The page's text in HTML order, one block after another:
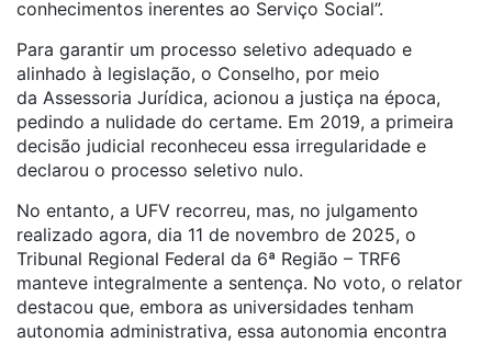
conhecimentos inerentes ao Serviço Social”.
Para garantir um processo seletivo adequado e
alinhado à legislação, o Conselho, por meio
da Assessoria Jurídica, acionou a justiça na época,
pedindo a nulidade do certame. Em 2019, a primeira
decisão judicial reconheceu essa irregularidade e
declarou o processo seletivo nulo.
No entanto, a UFV recorreu, mas, no julgamento
realizado agora, dia 11 de novembro de 2025, o
Tribunal Regional Federal da 6ª Região – TRF6
manteve integralmente a sentença. No voto, o relator
destacou que, embora as universidades tenham
autonomia administrativa, essa autonomia encontra